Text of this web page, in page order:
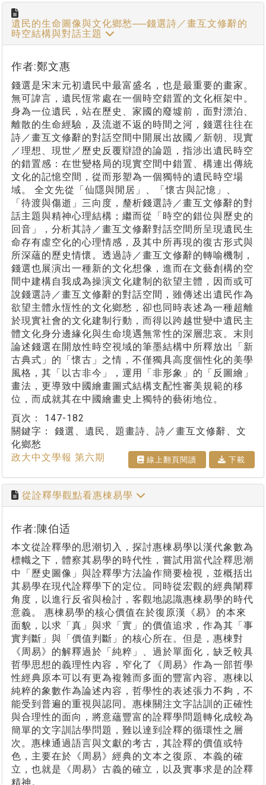
遺民的生命圖像與文化鄉愁──錢選詩／畫互文修辭的
時空結構與對話主題
作者:鄭文惠
錢選是宋末元初遺民中最富盛名，也是最重要的畫家。
無可諱言，遺民恆常處在一個時空錯置的文化框架中。
身為一位遺民，站在歷史、家國的廢墟前，面對漂泊、
離散的生命經驗，及流逝不返的時間之河，錢選往往在
詩／畫互文修辭的對話空間中開展出故國／新朝、現實
／理想、現世／歷史反覆辯證的論題，指涉出遺民時空
的錯置感：在世變格局的現實空間中錯置、構連出傳統
文化的記憶空間，從而形塑為一個獨特的遺民時空場
域。 全文先從「仙隱與閒居」、「懷古與記憶」、
「待渡與傷逝」三向度，釐析錢選詩／畫互文修辭的對
話主題與精神心理結構；繼而從「時空的錯位與歷史的
回音」，分析其詩／畫互文修辭對話空間所呈現遺民生
命存有虛空化的心理情感，及其中所再現的復古形式與
所深蘊的歷史情懷。透過詩／畫互文修辭的轉喻機制，
錢選也展演出一種新的文化想像，進而在文藝創構的空
間中建構自我成為操演文化建制的欲望主體，因而或可
說錢選詩／畫互文修辭的對話空間，雖傳述出遺民作為
欲望主體永恆性的文化鄉愁，卻也同時表述為一種超離
於現實社會的文化建制行動，而得以跨越世變中遺民主
體文化身分邊緣化與生命境遇無常性的深層悲哀。末則
論述錢選在開放性時空視域的筆墨結構中所釋放出「新
古典式」的「懷古」之情，不僅獨具高度個性化的美學
風格，其「以古非今」，運用「非形象」的「反圖繪」
畫法，更導致中國繪畫圖式結構支配性審美規範的移
位，而成就其在中國繪畫史上獨特的藝術地位。
頁次： 147-182
關鍵字： 錢選、遺民、題畫詩、詩／畫互文修辭、文
化鄉愁
政大中文學報 第六期
線上翻⾴閱讀 下載
從詮釋學觀點看惠棟易學
作者:陳伯适
本文從詮釋學的思潮切入，探討惠棟易學以漢代象數為
標幟之下，體察其易學的時代性，嘗試用當代詮釋思潮
中「歷史圖像」與詮釋學方法論作簡要檢視，並概括出
其易學在現代詮釋學下的定位。同時從宏觀的經典闡釋
角度，以進行反省與檢討，客觀地認識惠棟易學的時代
意義。 惠棟易學的核心價值在於復原漢《易》的本來
面貌，以求「真」與求「實」的價值追求，作為其「事
實判斷」與「價值判斷」的核心所在。但是，惠棟對
《周易》的解釋過於「純粹」、過於單面化，缺乏較具
哲學思想的義理性內容，窄化了《周易》作為一部哲學
性經典原本可以有更為複雜而多面的豐富內容。惠棟以
純粹的象數作為論述內容，哲學性的表述張力不夠，不
能受到普遍的重視與認同。惠棟關注文字詁訓的正確性
與合理性的面向，將意蘊豐富的詮釋學問題轉化成較為
簡單的文字訓詁學問題，難以達到詮釋的循環性之層
次。惠棟通過語言與文獻的考古，其詮釋的價值或特
色，主要在於《周易》經典的文本之復原、本義的確
立，也就是《周易》古義的確立，以及實事求是的詮釋
精神。